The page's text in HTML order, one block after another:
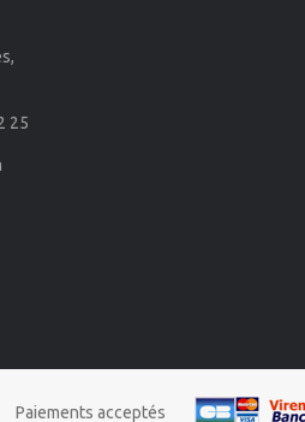
25
Paiements acceptés